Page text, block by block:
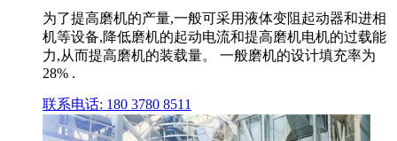
为了提高磨机的产量,一般可采用液体变阻起动器和进相
机等设备,降低磨机的起动电流和提高磨机电机的过载能
力,从而提高磨机的装载量。 一般磨机的设计填充率为
28% .
联系电话: 180 3780 8511